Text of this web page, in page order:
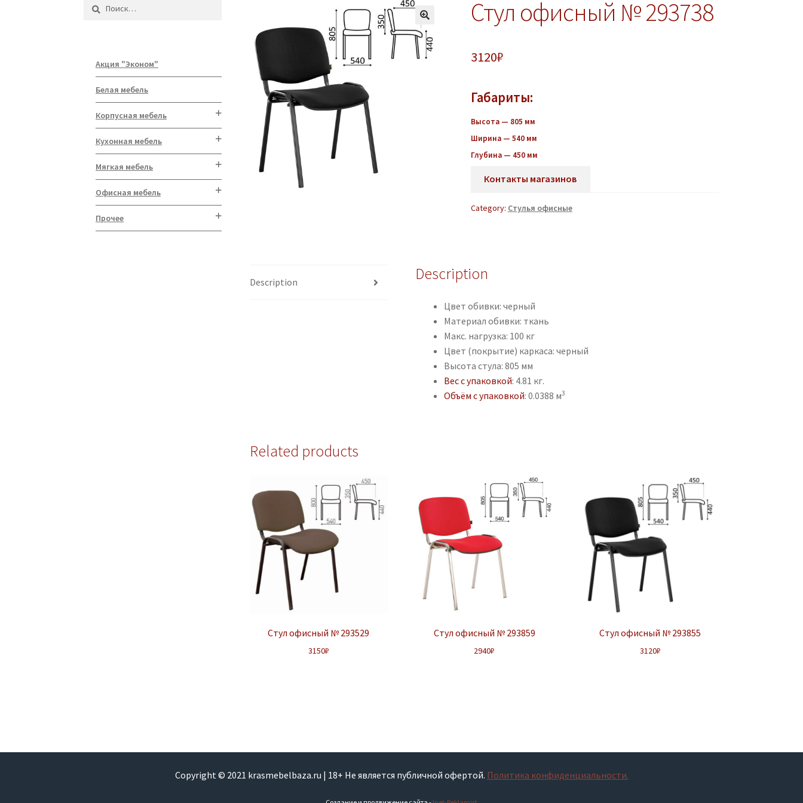
Стул офисный № 293738
3120₽
Габариты:
Высота — 805 мм
Ширина — 540 мм
Глубина — 450 мм
Контакты магазинов
Category: Стулья офисные
Description Description
Цвет обивки: черный
Материал обивки: ткань
Макс. нагрузка: 100 кг
Цвет (покрытие) каркаса: черный
Высота стула: 805 мм
Вес с упаковкой: 4.81 кг.
Объём с упаковкой: 0.0388 м3
Related products
Стул офисный № 293529
3150₽
Стул офисный № 293859
2940₽
Стул офисный № 293855
3120₽
Найти:
Акция "Эконом"
Белая мебель
Корпусная мебель
Кухонная мебель
Мягкая мебель
Офисная мебель
Прочее
Copyright © 2021 krasmebelbaza.ru | 18+ Не является публичной офертой. Политика конфиденциальности.